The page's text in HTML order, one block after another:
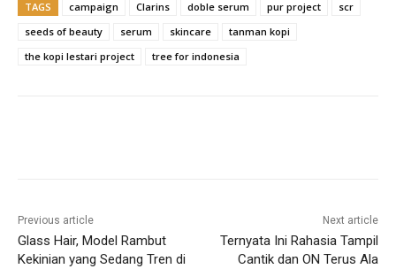
TAGS campaign Clarins doble serum pur project
scr
seeds of beauty
serum skincare
tanman kopi
the kopi lestari project
tree for indonesia
Previous article
Glass Hair, Model Rambut
Kekinian yang Sedang Tren di
Next article
Ternyata Ini Rahasia Tampil
Cantik dan ON Terus Ala